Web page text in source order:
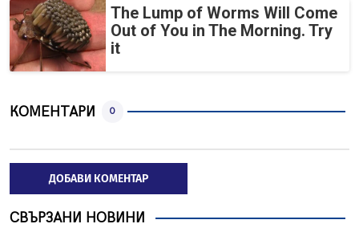
The Lump of Worms Will Come
Out of You in The Morning. Try
it
КОМЕНТАРИ 0
ДОБАВИ КОМЕНТАР
СВЪРЗАНИ НОВИНИ